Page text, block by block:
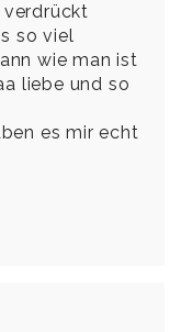
verdrückt
so viel
wie man ist
liebe und so
es mir echt